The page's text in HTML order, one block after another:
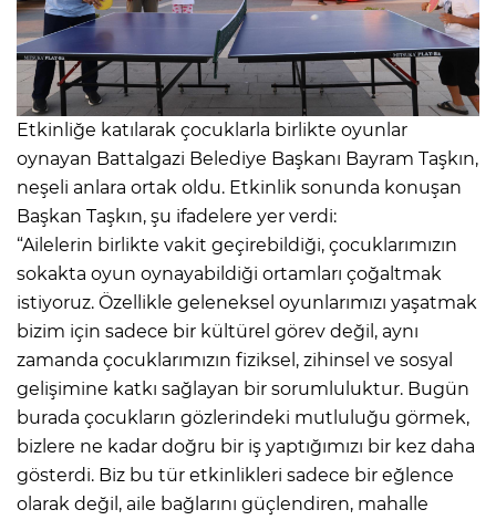
Etkinliğe katılarak çocuklarla birlikte oyunlar
oynayan Battalgazi Belediye Başkanı Bayram Taşkın,
neşeli anlara ortak oldu. Etkinlik sonunda konuşan
Başkan Taşkın, şu ifadelere yer verdi:
“Ailelerin birlikte vakit geçirebildiği, çocuklarımızın
sokakta oyun oynayabildiği ortamları çoğaltmak
istiyoruz. Özellikle geleneksel oyunlarımızı yaşatmak
bizim için sadece bir kültürel görev değil, aynı
zamanda çocuklarımızın fiziksel, zihinsel ve sosyal
gelişimine katkı sağlayan bir sorumluluktur. Bugün
burada çocukların gözlerindeki mutluluğu görmek,
bizlere ne kadar doğru bir iş yaptığımızı bir kez daha
gösterdi. Biz bu tür etkinlikleri sadece bir eğlence
olarak değil, aile bağlarını güçlendiren, mahalle